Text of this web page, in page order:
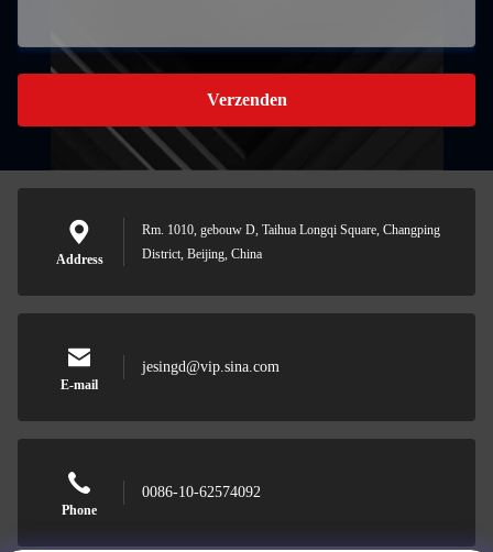
Verzenden
Address
Rm. 1010, gebouw D, Taihua Longqi Square, Changping
District, Beijing, China
E-mail
jesingd@vip.sina.com
Phone
0086-10-62574092